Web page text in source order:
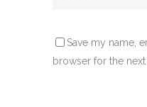
Save my name,
browser for the